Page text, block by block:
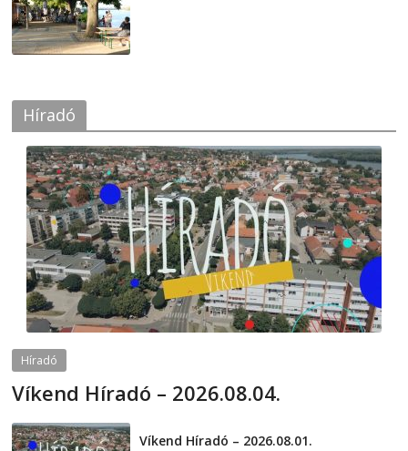
Híradó
Híradó
Víkend Híradó – 2026.08.04.
Víkend Híradó – 2026.08.01.